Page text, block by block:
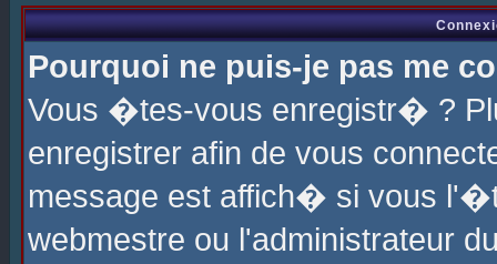
Pourquoi ne puis-je pas me
Vous �tes-vous enregistr� ?
enregistrer afin de vous
message est affich� si vous
webmestre ou l'administrateur